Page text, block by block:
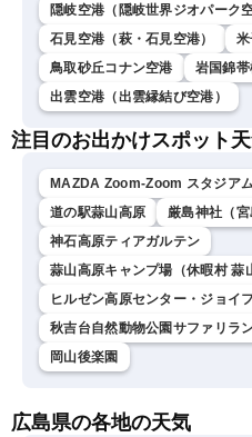
隠岐空港（隠岐世界ジオパーク空
石見空港（萩・石見空港）
鳥取砂丘コナン空港
岩国錦
出雲空港（出雲縁結び空港）
注目のお出かけスポット天
MAZDA Zoom-Zoom スタジア
道の駅蒜山高原
厳島神社（宮
神石高原ティアガルテン
蒜山高原キャンプ場（休暇村 蒜
ヒルゼン高原センター・ジョイ
秋吉台自然動物公園サファリラ
岡山後楽園
広島県の各地の天気